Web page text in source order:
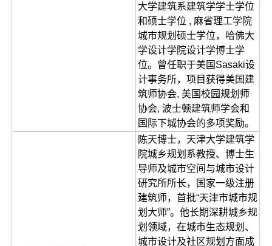
大学建筑系建筑学学士学位
和硕士学位 , 麻省理工学院
城市规划硕士学位，哈佛大
学设计学院设计学博士学
位。曾任职于美国Sasaki设
计事务所，项目获得美国建
筑师协会, 美国校园规划师
协会, 波士顿建筑师学会和
国际下城协会的多项奖励。
陈天博士，天津大学建筑学
院城乡规划系教授、博士生
导师及城市空间与城市设计
研究所所长，国家一级注册
建筑师，首批“天津市城市规
划大师”。他长期深耕城乡规
划领域，在城市生态规划、
城市设计及社区规划方面成